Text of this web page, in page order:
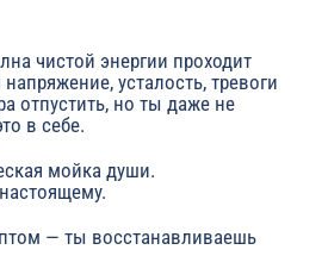
чистой энергии проходит
усталость, тревоги
отпустить, но ты даже не
в себе.
мойка души.
— ты восстанавливаешь